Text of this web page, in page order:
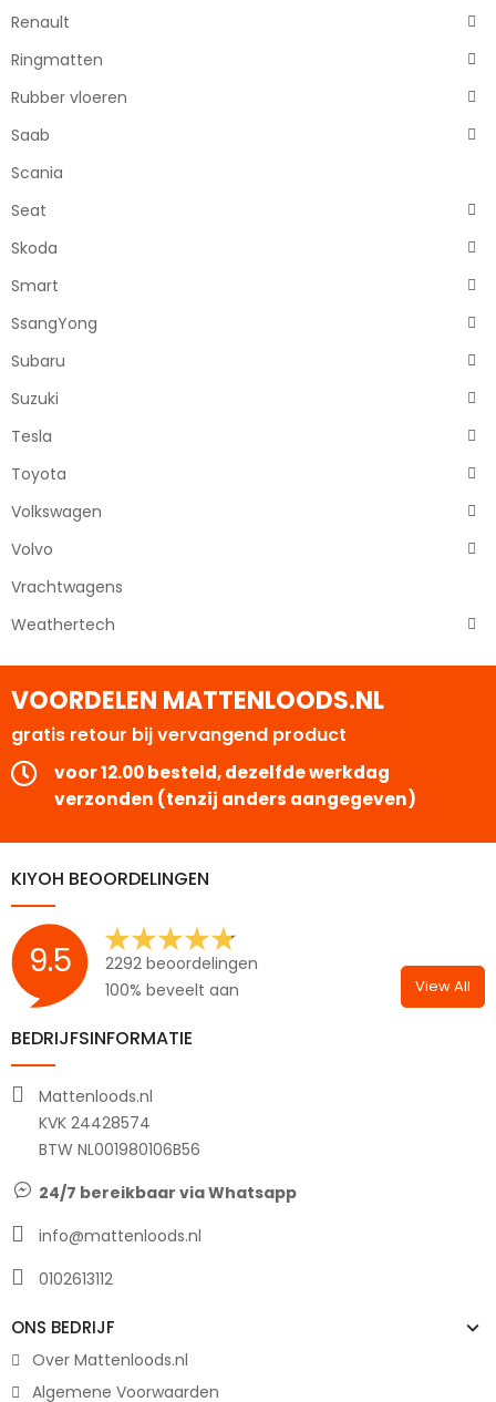
Renault
Ringmatten
Rubber vloeren
Saab
Scania
Seat
Skoda
Smart
SsangYong
Subaru
Suzuki
Tesla
Toyota
Volkswagen
Volvo
Vrachtwagens
Weathertech
VOORDELEN MATTENLOODS.NL
gratis retour bij vervangend product
voor 12.00 besteld, dezelfde werkdag
verzonden (tenzij anders aangegeven)
KIYOH BEOORDELINGEN
9.5
2292 beoordelingen
100% beveelt aan
View All
BEDRIJFSINFORMATIE
Mattenloods.nl
KVK 24428574
BTW NL001980106B56
24/7 bereikbaar via Whatsapp
info@mattenloods.nl
0102613112
ONS BEDRIJF
Over Mattenloods.nl
Algemene Voorwaarden